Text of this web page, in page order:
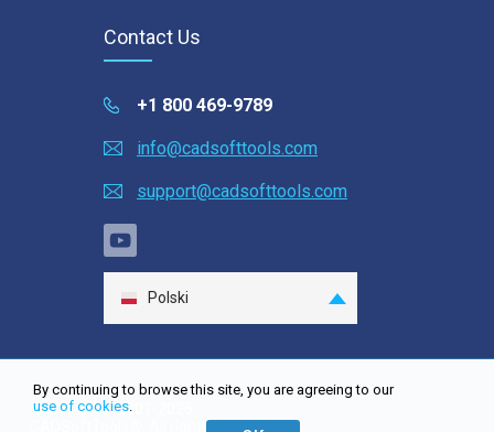
By continuing to browse this site, you are agreeing to our
use of cookies.
Contact Us
+1 800 469-9789
info@cadsofttools.com
support@cadsofttools.com
Polski
Site map| © 2001-2026
CADSoftTools®. All rights